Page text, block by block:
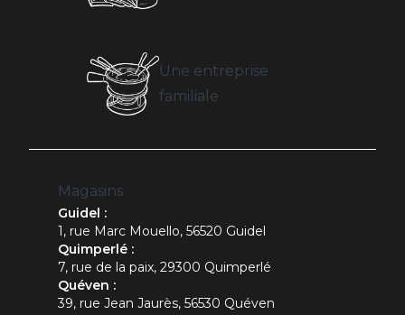
Une entreprise
familiale
Magasins
Guidel :
1, rue Marc Mouello, 56520 Guidel
Quimperlé :
7, rue de la paix, 29300 Quimperlé
Quéven :
39, rue Jean Jaurès, 56530 Quéven